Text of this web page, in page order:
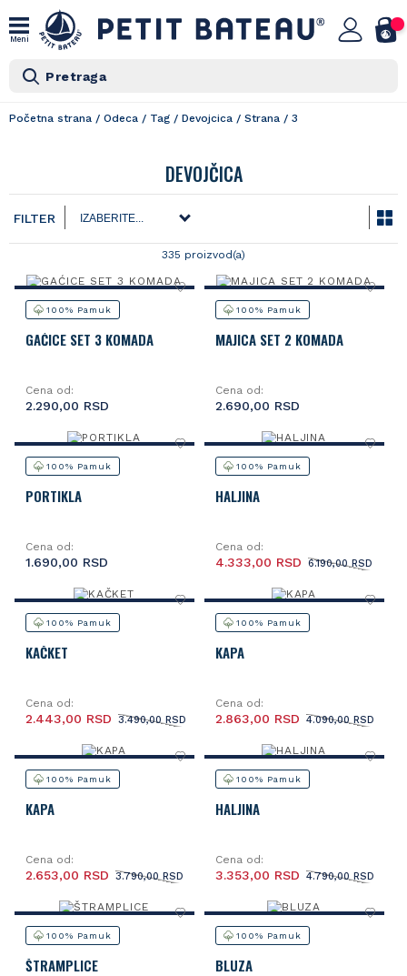
Meni
Pretraga
Početna strana / Odeca / Tag / Devojcica / Strana / 3
DEVOJČICA
FILTER
335 proizvod(a)
100% Pamuk
GAĆICE SET 3 KOMADA
Cena od:
2.290,00 RSD
100% Pamuk
MAJICA SET 2 KOMADA
Cena od:
2.690,00 RSD
100% Pamuk
PORTIKLA
Cena od:
1.690,00 RSD
100% Pamuk
HALJINA
Cena od:
6.190,00 RSD
4.333,00 RSD
100% Pamuk
KAČKET
Cena od:
3.490,00 RSD
2.443,00 RSD
100% Pamuk
KAPA
Cena od:
4.090,00 RSD
2.863,00 RSD
100% Pamuk
KAPA
Cena od:
3.790,00 RSD
2.653,00 RSD
100% Pamuk
HALJINA
Cena od:
4.790,00 RSD
3.353,00 RSD
100% Pamuk
ŠTRAMPLICE
100% Pamuk
BLUZA